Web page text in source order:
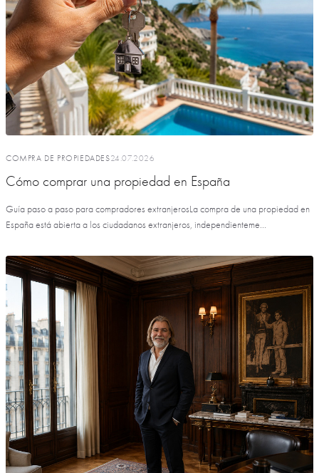
COMPRA DE PROPIEDADES24.07.2026
Cómo comprar una propiedad en España
Guía paso a paso para compradores extranjerosLa compra de una propiedad en
España está abierta a los ciudadanos extranjeros, independienteme...